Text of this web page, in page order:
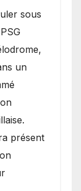
sous
un
présent